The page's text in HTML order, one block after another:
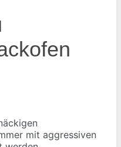
mit aggressiven